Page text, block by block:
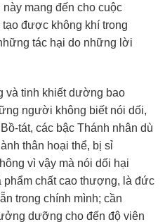
mang đến cho cuộc
được không khí trong
tác hại do những lời
và tinh khiết dường bao
người không biết nói dối,
tát, các bậc Thánh nhân dù
thân hoại thể, bị sỉ
vì vậy mà nói dối hại
chất cao thượng, là đức
trong chính mình; cần
dưỡng cho đến độ viên